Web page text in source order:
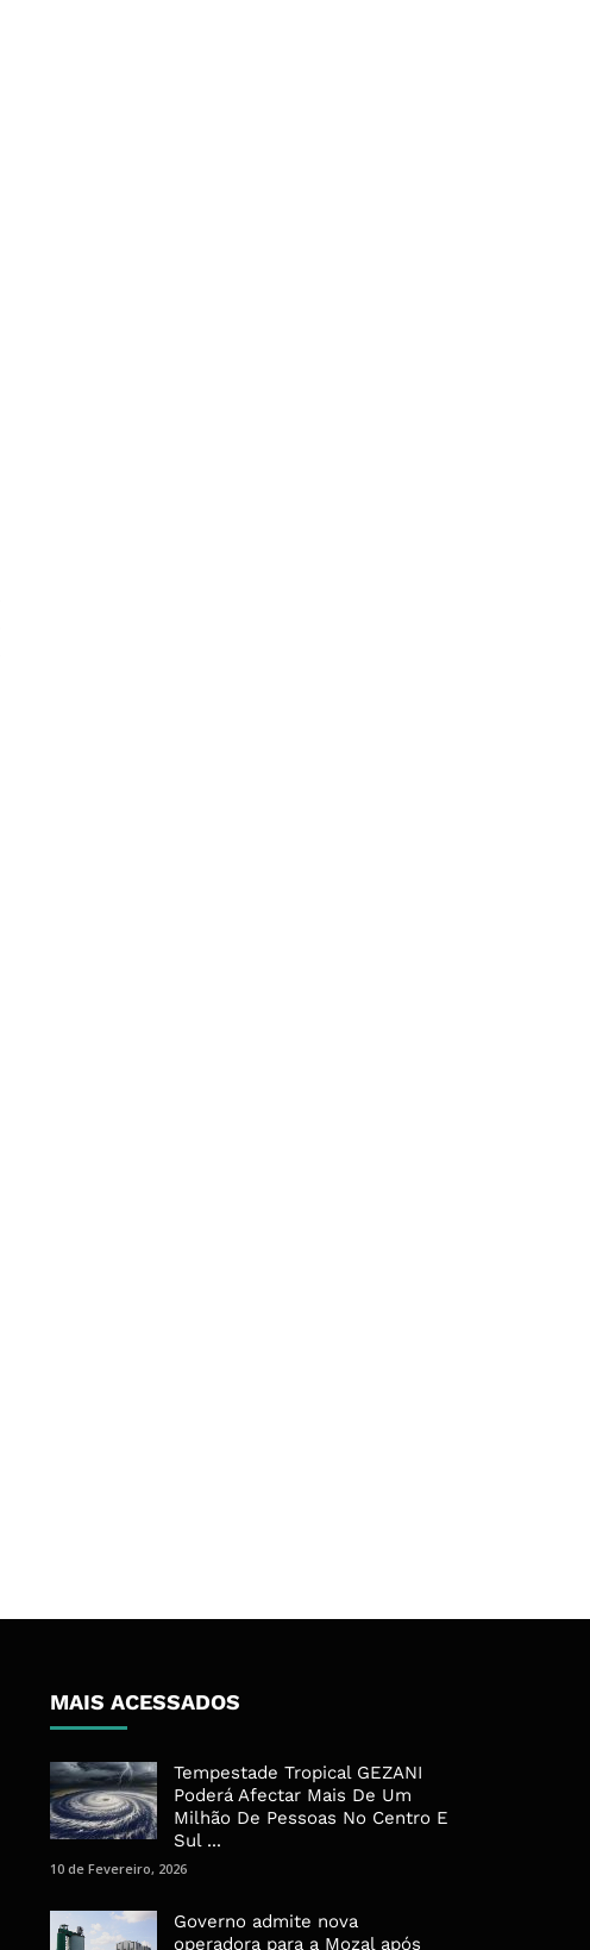
MAIS ACESSADOS
Tempestade Tropical GEZANI
Poderá Afectar Mais De Um
Milhão De Pessoas No Centro E
Sul ...
10 de Fevereiro, 2026
Governo admite nova
operadora para a Mozal após